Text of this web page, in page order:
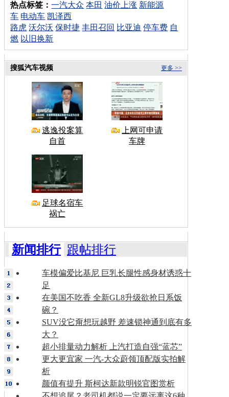
热点标签：一汽大众 本田 油价上涨 新能源
车 电动车 凯泽西
路虎 沃尔沃 保时捷 丰田召回 比亚迪 停车费 自
燃 以旧换新
更多 >>
搜狐汽车视频
逃逸投案算
自首
上网可申请
车牌
足球名宿车
祸亡
新闻排行 跟帖排行
车模偏爱比基尼 巨乳长腿性感身材诱惑十
足
在美国不吃香 全新GL8升级欲抢日系饭
碗？
SUV没它甭想玩越野 差速锁神通到底有多
大？
超小排量动力解析 上汽打造自强“蓝芯”
更大更宜家 一汽-大众蔚领顶配版实拍解
析
颜值有提升 斯柯达新款明锐官图赏析